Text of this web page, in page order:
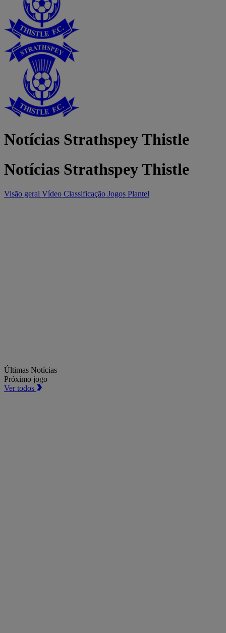
Notícias Strathspey Thistle
Notícias Strathspey Thistle
Visão geral Vídeo Classificação Jogos Plantel
Últimas Notícias
Próximo jogo
Ver todos